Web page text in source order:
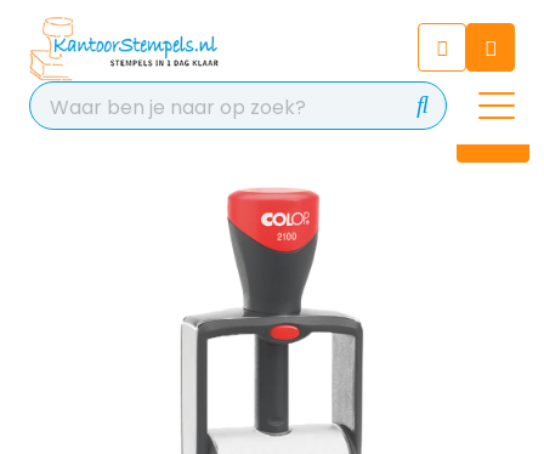
Chat 24/7 met onze chatbot
voor hulp
Contact